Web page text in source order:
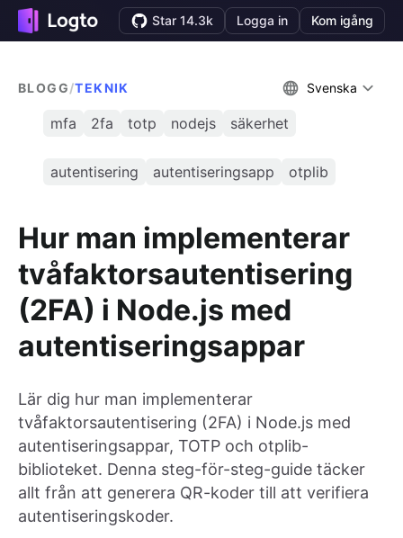
Star 14.3k Logga in Kom igång
BLOGG/TEKNIK Svenska
mfa 2fa totp nodejs säkerhet
autentisering autentiseringsapp otplib
Hur man implementerar
tvåfaktorsautentisering
(2FA) i Node.js med
autentiseringsappar
Lär dig hur man implementerar
tvåfaktorsautentisering (2FA) i Node.js med
autentiseringsappar, TOTP och otplib-
biblioteket. Denna steg-för-steg-guide täcker
allt från att generera QR-koder till att verifiera
autentiseringskoder.